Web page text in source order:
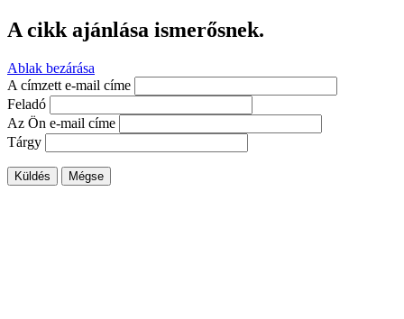
A cikk ajánlása ismerősnek.
Ablak bezárása
A címzett e-mail címe
Feladó
Az Ön e-mail címe
Tárgy
Küldés Mégse